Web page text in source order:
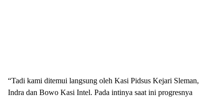
“Tadi kami ditemui langsung oleh Kasi Pidsus Kejari Sleman,
Indra dan Bowo Kasi Intel. Pada intinya saat ini progresnya